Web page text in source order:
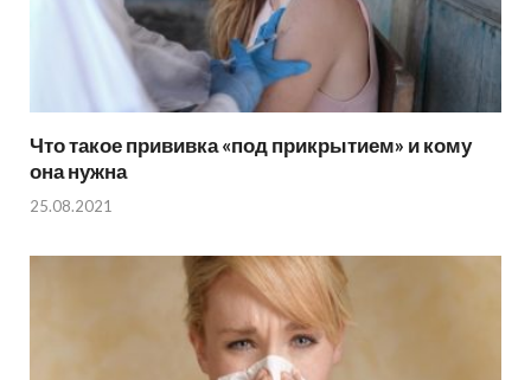
Что такое прививка «под прикрытием» и кому
она нужна
25.08.2021